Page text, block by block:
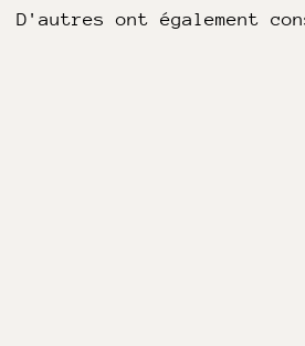
D'autres ont également